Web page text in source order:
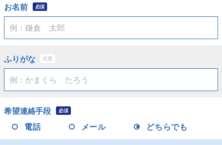
お名前 必須
ふりがな 任意
希望連絡手段 必須
電話 メール どちらでも